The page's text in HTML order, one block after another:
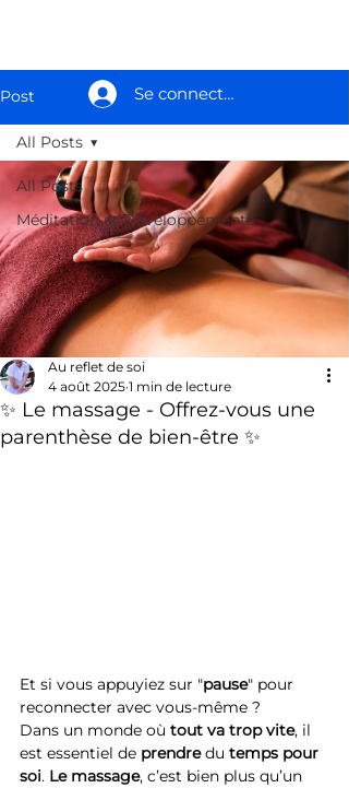
Se connecter
Post
All Posts
Méditation et Développements
All Posts
✨ Le massage - Offrez-vous une
parenthèse de bien-être ✨
Au reflet de soi
4 août 2025 1 min de lecture
Et si vous appuyiez sur "pause" pour
reconnecter avec vous-même ?
Dans un monde où tout va trop vite, il
est essentiel de prendre du temps pour
soi. Le massage, c’est bien plus qu’un